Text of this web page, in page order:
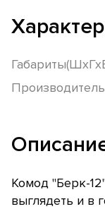
Производитель
Комод "Берк-
выглядеть и в